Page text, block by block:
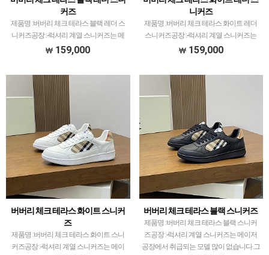
커즈
제품명 :버버리 체크 테라스 블랙 레더 스
니커즈공장 :-​럭셔리 계열 스니커즈는 메
이저 공장에서 취급되는 모델 많이 없습니
선별한 공장만 선…
159,000
니커즈
제품명 :버버리 체크 테라스 화이트 레더
스니커즈공장 :-​럭셔리 계열 스니커즈는
메이저 공장에서 취급되는 모델 많이 없습
선별한 공장만 …
159,000
버버리 체크 테라스 화이트 스니커
즈
제품명 :버버리 체크 테라스 화이트 스니
커즈공장 :-​럭셔리 계열 스니커즈는 메이
버버리 체크 테라스 블랙 스니커즈
제품명 :버버리 체크 테라스 블랙 스니커
즈공장 :-​럭셔리 계열 스니커즈는 메이저
공장에서 취급되는 모델 많이 없습니다.그